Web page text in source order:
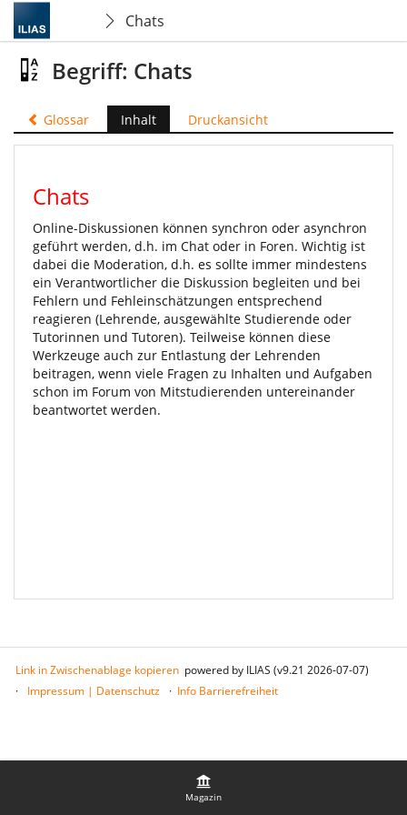
Chats
Magazin
Begriff: Chats
Glossar Inhalt Druckansicht
Chats
Online-Diskussionen können synchron oder asynchron
geführt werden, d.h. im Chat oder in Foren. Wichtig ist
dabei die Moderation, d.h. es sollte immer mindestens
ein Verantwortlicher die Diskussion begleiten und bei
Fehlern und Fehleinschätzungen entsprechend
reagieren (Lehrende, ausgewählte Studierende oder
Tutorinnen und Tutoren). Teilweise können diese
Werkzeuge auch zur Entlastung der Lehrenden
beitragen, wenn viele Fragen zu Inhalten und Aufgaben
schon im Forum von Mitstudierenden untereinander
beantwortet werden.
Link in Zwischenablage kopieren powered by ILIAS (v9.21 2026-07-07)
Impressum | Datenschutz
Info Barrierefreiheit